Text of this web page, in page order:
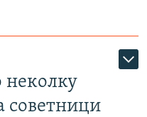
неколку
советници